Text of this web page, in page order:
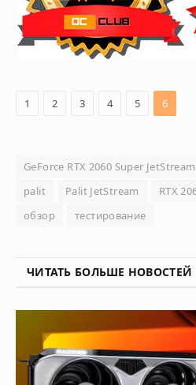
1 2 3 4 5 6
GeForce RTX 2060 Super JetStream
palit
Palit JetStream RTX
обзор
тестирование
ЧИТАТЬ БОЛЬШЕ НОВОСТЕЙ